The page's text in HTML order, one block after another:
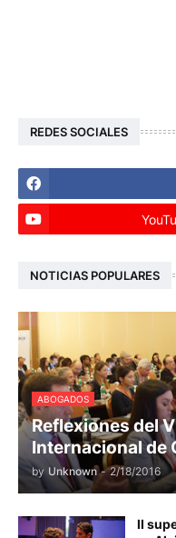
REDES SOCIALES
NOTICIAS POPULARES
ABOGADOS
Reflexiones del
Internacional de
by Unknown - 2/18/2016
II